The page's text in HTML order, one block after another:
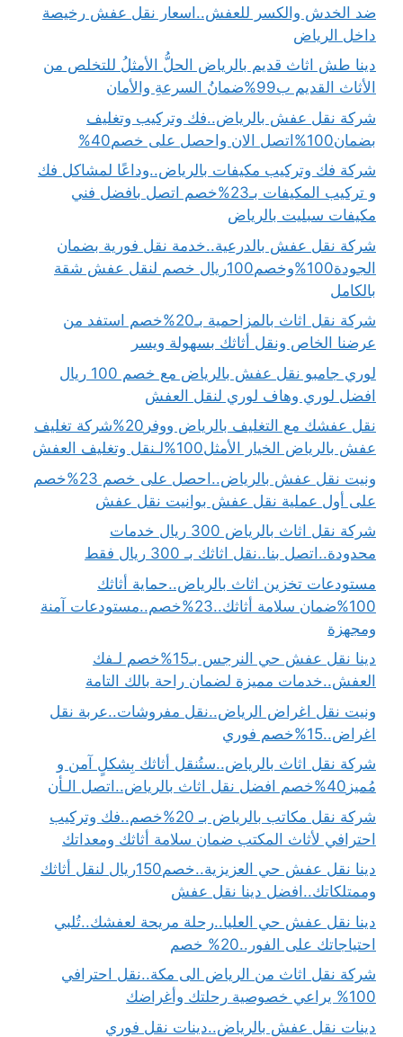
ضد الخدش والكسر للعفش..اسعار نقل عفش رخيصة
داخل الرياض
دينا طش اثاث قديم بالرياض الحلُّ الأمثلُ للتخلص من
الأثاث القديم ب99%ضمانُ السرعةِ والأمان
شركة نقل عفش بالرياض..فك وتركيب وتغليف
بضمان100%اتصل الان واحصل على خصم40%
شركة فك وتركيب مكيفات بالرياض..وداعًا لمشاكل فك
و تركيب المكيفات بـ23%خصم اتصل بافضل فني
مكيفات سبليت بالرياض
شركة نقل عفش بالدرعية..خدمة نقل فورية بضمان
الجودة100%وخصم100ريال خصم لنقل عفش شقة
بالكامل
شركة نقل اثاث بالمزاحمية بـ20%خصم استفد من
عرضنا الخاص ونقل أثاثك بسهولة ويسر
لوري جامبو نقل عفش بالرياض مع خصم 100 ريال
افضل لوري وهاف لوري لنقل العفش
نقل عفشك مع التغليف بالرياض ووفر20%شركة تغليف
عفش بالرياض الخيار الأمثل100%لـنقل وتغليف العفش
ونيت نقل عفش بالرياض..احصل على خصم 23%خصم
على أول عملية نقل عفش بوانيت نقل عفش
شركة نقل اثاث بالرياض 300 ريال خدمات
محدودة..اتصل بنا..نقل اثاثك بـ 300 ريال فقط
مستودعات تخزين اثاث بالرياض..حماية أثاثك
100%ضمان سلامة أثاثك..23%خصم..مستودعات آمنة
ومجهزة
دينا نقل عفش حي النرجس بـ15%خصم لـفك
العفش..خدمات مميزة لضمان راحة بالك التامة
ونيت نقل اغراض الرياض..نقل مفروشات..عربة نقل
اغراض..15%خصم فوري
شركة نقل اثاث بالرياض..ستُنقل أثاثك بِشكلٍ آمن و
مُميز40%خصم افضل نقل اثاث بالرياض..اتصل الـأن
شركة نقل مكاتب بالرياض بـ 20%خصم..فك وتركيب
احترافي لأثاث المكتب ضمان سلامة أثاثك ومعداتك
دينا نقل عفش حي العزيزية..خصم150ريال لنقل أثاثك
وممتلكاتك..افضل دينا نقل عفش
دينا نقل عفش حي العليا..رحلة مريحة لعفشك..تُلبي
احتياجاتك على الفور..20% خصم
شركة نقل اثاث من الرياض الى مكة..نقل احترافي
100% يراعي خصوصية رحلتك وأغراضك
دينات نقل عفش بالرياض..دينات نقل فوري